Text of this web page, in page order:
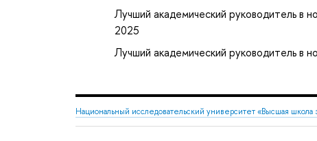
Лучший академический руководитель в
2025
Лучший академический руководитель
Национальный исследовательский университет «Высшая школа